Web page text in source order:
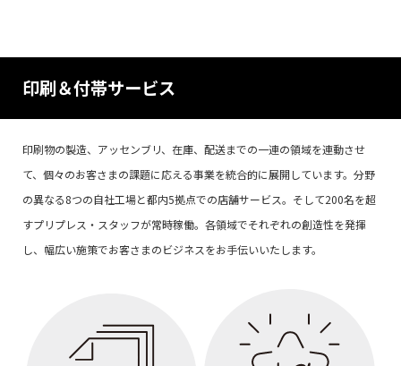
印刷＆付帯サービス
印刷物の製造、アッセンブリ、在庫、配送までの一連の領域を連動させ
て、個々のお客さまの課題に応える事業を統合的に展開しています。分野
の異なる8つの自社工場と都内5拠点での店舗サービス。そして200名を超
すプリプレス・スタッフが常時稼働。各領域でそれぞれの創造性を発揮
し、幅広い施策でお客さまのビジネスをお手伝いいたします。